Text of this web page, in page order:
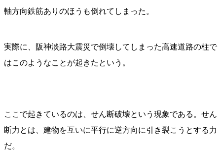
軸方向鉄筋ありのほうも倒れてしまった。
実際に、阪神淡路大震災で倒壊してしまった高速道路の柱で
はこのようなことが起きたという。
ここで起きているのは、せん断破壊という現象である。せん
断力とは、建物を互いに平行に逆方向に引き裂こうとする力
だ。